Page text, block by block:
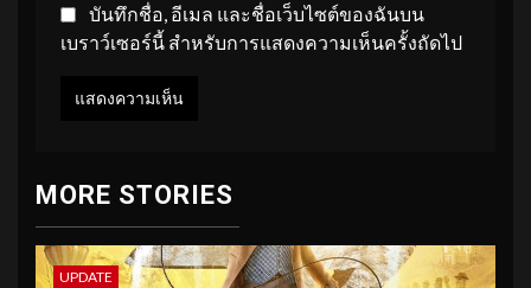
บันทึกชื่อ, อีเมล และชื่อเว็บไซต์ของฉันบน
เบราว์เซอร์นี้ สำหรับการแสดงความเห็นครั้งถัดไป
MORE STORIES
UPDATE